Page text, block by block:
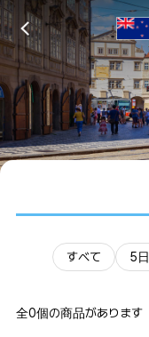
すべて 5日
全0個の商品があります